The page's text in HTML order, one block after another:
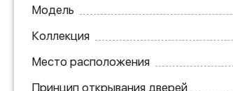
Модель
Коллекция
Место расположения
Принцип открывания дверей